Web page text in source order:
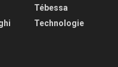
Tébessa
Technologie